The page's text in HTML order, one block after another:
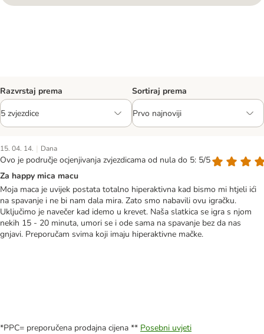
Razvrstaj prema Sortiraj prema
15. 04. 14. | Dana
Ovo je područje ocjenjivanja zvjezdicama od nula do 5: 5/5
Za happy mica macu
Moja maca je uvijek postata totalno hiperaktivna kad bismo mi htjeli ići
na spavanje i ne bi nam dala mira. Zato smo nabavili ovu igračku.
Uključimo je navečer kad idemo u krevet. Naša slatkica se igra s njom
nekih 15 - 20 minuta, umori se i ode sama na spavanje bez da nas
gnjavi. Preporučam svima koji imaju hiperaktivne mačke.
*PPC= preporučena prodajna cijena ** Posebni uvjeti